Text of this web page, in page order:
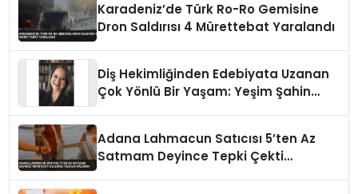
Karadeniz’de Türk Ro-Ro Gemisine
Dron Saldırısı 4 Mürettebat Yaralandı
Diş Hekimliğinden Edebiyata Uzanan
Çok Yönlü Bir Yaşam: Yeşim Şahin
Adana Lahmacun Satıcısı 5’ten Az
Satmam Deyince Tepki Çekti